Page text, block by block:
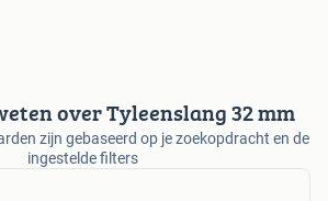
over Tyleenslang 32 mm
zijn gebaseerd op je zoekopdracht en de
ingestelde filters